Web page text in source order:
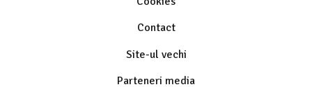
Contact
Site-ul vechi
Parteneri media